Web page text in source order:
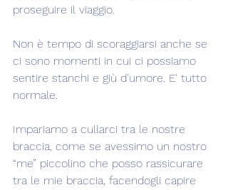
proseguire il viaggio.
Non è tempo di scoraggiarsi anche se
ci sono momenti in cui ci possiamo
sentire stanchi e giù d'umore. E' tutto
normale.
Impariamo a cullarci tra le nostre
braccia, come se avessimo un nostro
“me” piccolino che posso rassicurare
tra le mie braccia, facendogli capire